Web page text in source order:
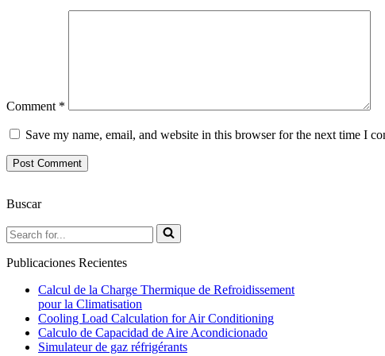
Comment *
Save my name, email, and website in this browser for the next time I
Buscar
Search
for...
Publicaciones Recientes
Calcul de la Charge Thermique de Refroidissement
pour la Climatisation
Cooling Load Calculation for Air Conditioning
Calculo de Capacidad de Aire Acondicionado
Simulateur de gaz réfrigérants